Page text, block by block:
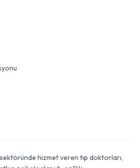
hizmet veren tıp doktorları,